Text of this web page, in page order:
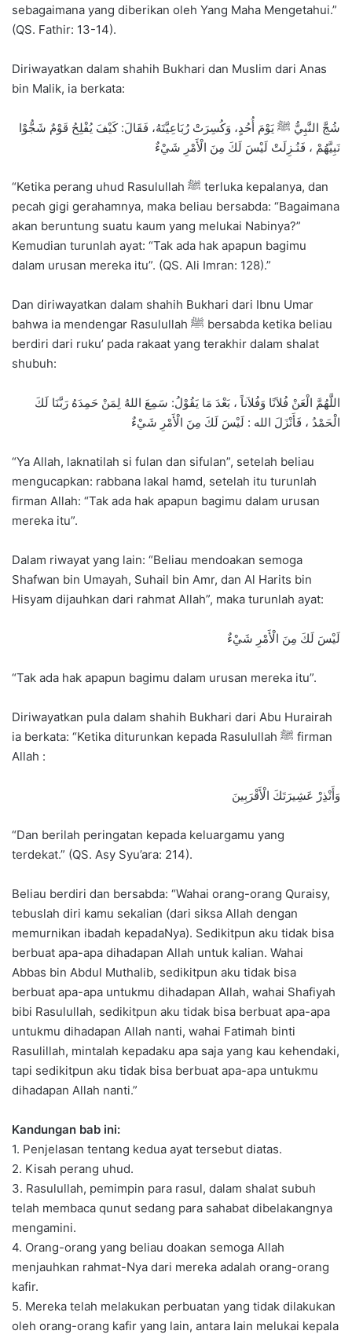
sebagaimana yang diberikan oleh Yang Maha Mengetahui.”
(QS. Fathir: 13-14).
Diriwayatkan dalam shahih Bukhari dan Muslim dari Anas
bin Malik, ia berkata:
شُجَّ النَّبِيُّ ﷺ يَوْمَ أُحُدٍ، وَكُسِرَتْ رُبَاعِيَّتَهُ، فَقَالَ: كَيْفَ يُفْلِحُ قَوْمٌ شَجُّوْا
نَبِيَّهُمْ ، فَنُـزِلَتْ لَيْسَ لَكَ مِنَ الْأَمْرِ شَيْءٌ
“Ketika perang uhud Rasulullah ﷺ terluka kepalanya, dan
pecah gigi gerahamnya, maka beliau bersabda: “Bagaimana
akan beruntung suatu kaum yang melukai Nabinya?”
Kemudian turunlah ayat: “Tak ada hak apapun bagimu
dalam urusan mereka itu”. (QS. Ali Imran: 128).”
Dan diriwayatkan dalam shahih Bukhari dari Ibnu Umar
bahwa ia mendengar Rasulullah ﷺ bersabda ketika beliau
berdiri dari ruku’ pada rakaat yang terakhir dalam shalat
shubuh:
اللَّهُمَّ الْعَنْ فُلاَنًا وَفُلاَناً ، بَعْدَ مَا يَقُوْلُ: سَمِعَ اللهُ لِمَنْ حَمِدَهُ رَبَّنَا لَكَ
الْحَمْدُ ، فَأَنْزَلَ الله : لَيْسَ لَكَ مِنَ الْأَمْرِ شَيْءٌ
“Ya Allah, laknatilah si fulan dan sifulan”, setelah beliau
mengucapkan: rabbana lakal hamd, setelah itu turunlah
firman Allah: “Tak ada hak apapun bagimu dalam urusan
mereka itu”.
Dalam riwayat yang lain: “Beliau mendoakan semoga
Shafwan bin Umayah, Suhail bin Amr, dan Al Harits bin
Hisyam dijauhkan dari rahmat Allah”, maka turunlah ayat:
لَيْسَ لَكَ مِنَ الْأَمْرِ شَيْءٌ
“Tak ada hak apapun bagimu dalam urusan mereka itu”.
Diriwayatkan pula dalam shahih Bukhari dari Abu Hurairah
ia berkata: “Ketika diturunkan kepada Rasulullah ﷺ firman
Allah :
وَأَنْذِرْ عَشِيرَتَكَ الْأَقْرَبِينَ
“Dan berilah peringatan kepada keluargamu yang
terdekat.” (QS. Asy Syu’ara: 214).
Beliau berdiri dan bersabda: “Wahai orang-orang Quraisy,
tebuslah diri kamu sekalian (dari siksa Allah dengan
memurnikan ibadah kepadaNya). Sedikitpun aku tidak bisa
berbuat apa-apa dihadapan Allah untuk kalian. Wahai
Abbas bin Abdul Muthalib, sedikitpun aku tidak bisa
berbuat apa-apa untukmu dihadapan Allah, wahai Shafiyah
bibi Rasulullah, sedikitpun aku tidak bisa berbuat apa-apa
untukmu dihadapan Allah nanti, wahai Fatimah binti
Rasulillah, mintalah kepadaku apa saja yang kau kehendaki,
tapi sedikitpun aku tidak bisa berbuat apa-apa untukmu
dihadapan Allah nanti.”
Kandungan bab ini:
1. Penjelasan tentang kedua ayat tersebut diatas.
2. Kisah perang uhud.
3. Rasulullah, pemimpin para rasul, dalam shalat subuh
telah membaca qunut sedang para sahabat dibelakangnya
mengamini.
4. Orang-orang yang beliau doakan semoga Allah
menjauhkan rahmat-Nya dari mereka adalah orang-orang
kafir.
5. Mereka telah melakukan perbuatan yang tidak dilakukan
oleh orang-orang kafir yang lain, antara lain melukai kepala